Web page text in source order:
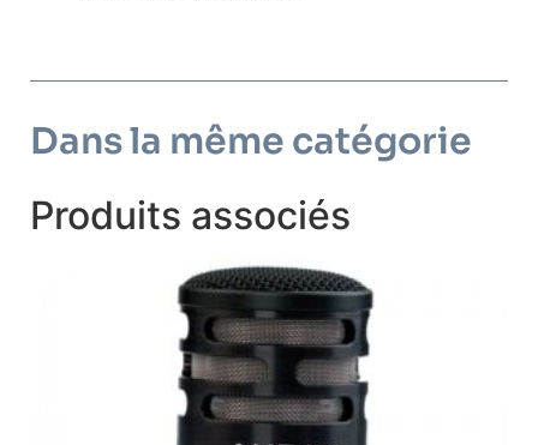
Dans la même catégorie
Produits associés